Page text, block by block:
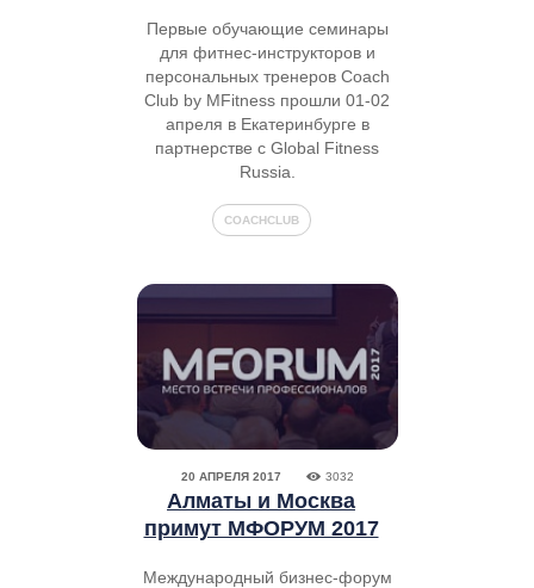
Первые обучающие семинары
для фитнес-инструкторов и
персональных тренеров Coach
Club by MFitness прошли 01-02
апреля в Екатеринбурге в
партнерстве с Global Fitness
Russia.
COACHCLUB
20 АПРЕЛЯ 2017 3032
Алматы и Москва
примут МФОРУМ 2017
Международный бизнес-форум